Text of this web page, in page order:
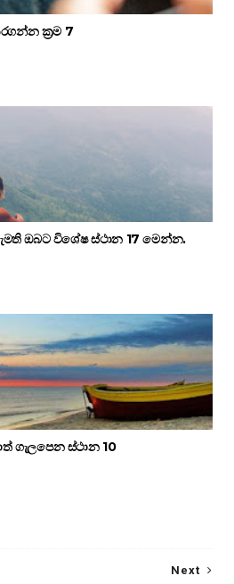
ක්‍රම 7
ඔබට විශේෂ ස්ථාන 17 මෙන්න.
ගැලපෙන ස්ථාන 10
Next